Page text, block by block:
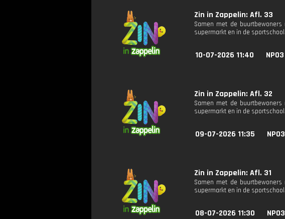
Zin in Zappelin: Afl. 33
Samen met de
supermarkt en in de
10-07-2026 11:40 NPO3
Zin in Zappelin: Afl. 32
Samen met de
supermarkt en in de
09-07-2026 11:35 NPO3
Zin in Zappelin: Afl. 31
Samen met de
supermarkt en in de
08-07-2026 11:30 NPO3